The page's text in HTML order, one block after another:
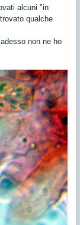
alcuni "in
qualche
non ne ho